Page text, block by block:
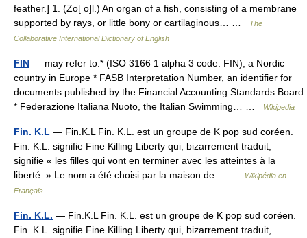
feather.] 1. (Zo[ o]l.) An organ of a fish, consisting of a membrane
supported by rays, or little bony or cartilaginous… …
The
Collaborative International Dictionary of English
FIN — may refer to:* (ISO 3166 1 alpha 3 code: FIN), a Nordic
country in Europe * FASB Interpretation Number, an identifier for
documents published by the Financial Accounting Standards Board
* Federazione Italiana Nuoto, the Italian Swimming… …
Wikipedia
Fin. K.L — Fin.K.L Fin. K.L. est un groupe de K pop sud coréen.
Fin. K.L. signifie Fine Killing Liberty qui, bizarrement traduit,
signifie « les filles qui vont en terminer avec les atteintes à la
liberté. » Le nom a été choisi par la maison de… …
Wikipédia en
Français
Fin. K.L. — Fin.K.L Fin. K.L. est un groupe de K pop sud coréen.
Fin. K.L. signifie Fine Killing Liberty qui, bizarrement traduit,